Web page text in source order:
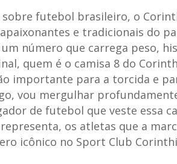
futebol brasileiro, o
e tradicionais do
número que carrega peso,
quem é o camisa 8 do
importante para a torcida e
vou mergulhar
de futebol que veste essa
os atletas que a
icônico no Sport Club